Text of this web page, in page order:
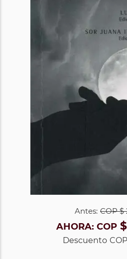
Antes: COP$
AHORA: COP$
Descuento